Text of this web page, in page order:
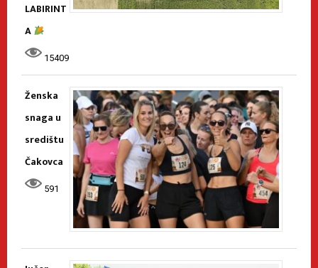
LABIRINT
A
15409
Ženska
snaga u
središtu
Čakovca
591